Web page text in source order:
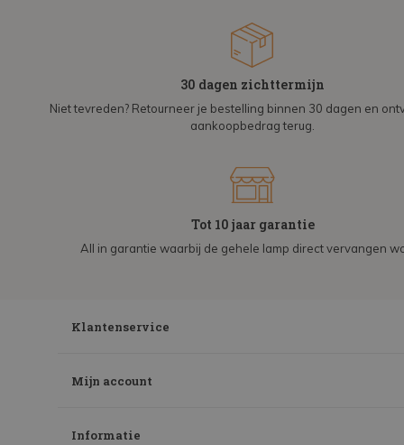
30 dagen zichttermijn
Niet tevreden? Retourneer je bestelling binnen 30 dagen en
aankoopbedrag terug.
Tot 10 jaar garantie
All in garantie waarbij de gehele lamp direct vervangen
Klantenservice
Mijn account
Informatie